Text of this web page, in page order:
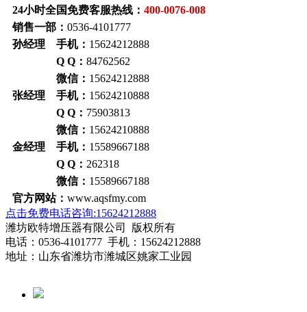
24小时全国免费客服热线： 400-0076-008
销售一部： 0536-4101777
孙经理 手机： 15624212888
Q Q： 84762562
微信： 15624212888
张经理 手机： 15624210888
Q Q： 75903813
微信： 15624210888
金经理 手机： 15589667188
Q Q： 262318
微信： 15589667188
官方网站： www.aqsfmy.com
点击免费电话咨询:15624212888
潍坊欧特增压器有限公司 版权所有
电话：0536-4101777 手机：15624212888
地址：山东省潍坊市潍城区姚家工业园